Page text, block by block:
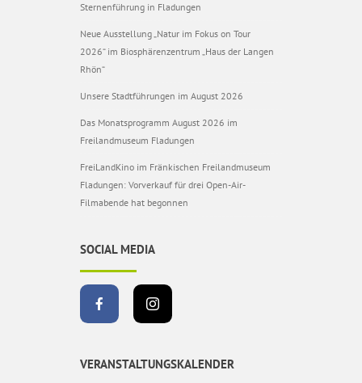
Sternenführung in Fladungen
Neue Ausstellung „Natur im Fokus on Tour
2026“ im Biosphärenzentrum „Haus der Langen
Rhön“
Unsere Stadtführungen im August 2026
Das Monatsprogramm August 2026 im
Freilandmuseum Fladungen
FreiLandKino im Fränkischen Freilandmuseum
Fladungen: Vorverkauf für drei Open-Air-
Filmabende hat begonnen
SOCIAL MEDIA
VERANSTALTUNGSKALENDER